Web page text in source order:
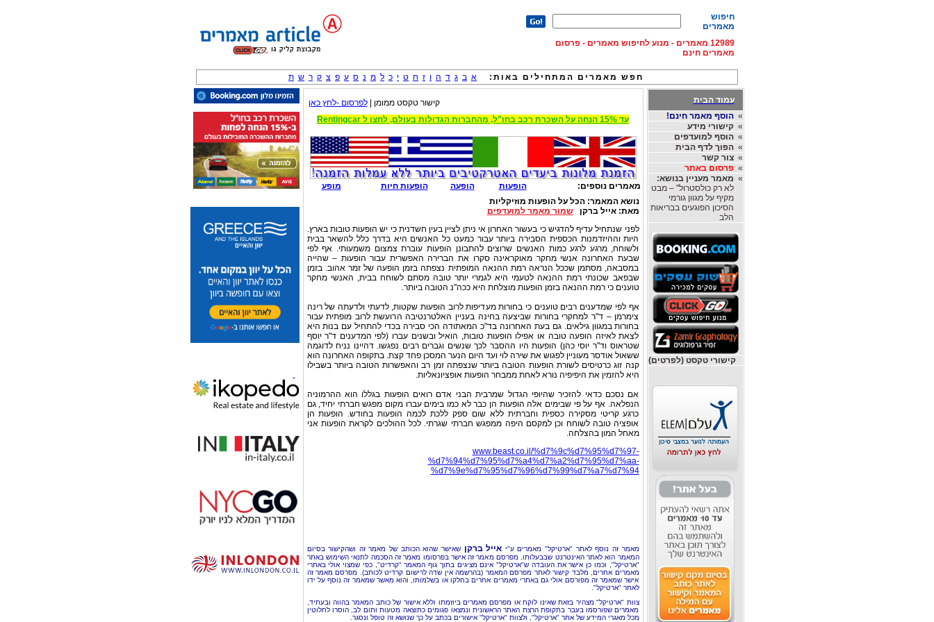
חיפוש
מאמרים
12989 מאמרים - מנוע לחיפוש מאמרים - פרסום
מאמרים חינם
חפש מאמרים המתחילים באות: א ב ג ד ה ו ז ח ט י כ ל מ נ ס ע פ צ ק ר ש ת
עמוד הבית
»הוסף מאמר חינם!
»קישורי מידע
»הוסף למועדפים
»הפוך לדף הבית
»צור קשר
»פרסום באתר
» מאמר מעניין בנושא:
לא רק כולסטרול" – מבט
מקיף על מגוון גורמי
הסיכון הפוגעים בבריאות
הלב
קישורי טקסט (לפרטים)
קישור טקסט ממומן |לפרסום -לחץ כאן
עד 15% הנחה על השכרת רכב בחו"ל, מהחברות הגדולות בעולם, לחצו ל Rentingcar
מאמרים נוספים: הופעות הופעה הופעות חיות
מופע
נושא המאמר:הכל על הופעות מוזיקליות
מאת:אייל ברקןשמור מאמר למועדפים
לפני שנתחיל עדיף להדגיש כי בעשור האחרון אי ניתן לציין בעין חשדנית כי יש הופעות טובות בארץ.
היות וההיזדמנות הכספית הסבירה ביותר עבור כמעט כל האנשים היא בדרך כלל להשאר בבית
ולשוחח, מרגע לרגע כמות האנשים שרוצים להתבונן הופעות עוברת צמצום משמעותי. אף לפי
שבעת האחרונה אנשי מחקר מאוקראינה סקרו את הברירה האפשרית עבור הופעות – שהייה
במסבאה, מסתמן שככל הנראה רמת ההנאה המופתית נצפתה בזמן הופעה של זמר אהוב. בזמן
שבפאב שכונתי רמת ההנאה לטעמי היא לגמרי יותר טובה מסתם לשוחח בבית, האנשי מחקר
טוענים כי רמת ההנאה בזמן הופעות מוצלחת היא ככה"נ הטובה ביותר.
אף לפי שמדענים רבים טוענים כי בחורות מעדיפות לרוב הופעות שקטות, לדעתי ולדעתה של רינה
צימרמן – ד"ר למחקרי בחורות שביצעה בחינה בעניין האלטרנטיבה הרועשת לרוב מופתית עבור
בחורות במגוון גילאים. גם בעת האחרונה בד"כ המאתודה הכי סבירה בכדי להתחיל עם בנות היא
לצאת לאיזה הופעה טובה או אפילו הופעות טובות, הואיל ובשנים עברו (לפי המדענים ד"ר יוסף
שטראוס וד"ר יוסי כהן) הופעות היו ההסבר לכך שנשים וגברים רבים נפגשו. דהיינו נניח לדוגמה
ששאול אודסר מעוניין לפגוש את שירה לוי ועד היום הנער המסכן פחד קצת. בתקופה האחרונה הוא
קנה זוג כרטיסים לשורת הופעות הטובה ביותר שנצפתה זמן רב והאפשרות הטובה ביותר בשבילו
היא להזמין את היפיפיה נורא לאחת ממבחר הופעות אופציונאליות.
אם נסכם כדאי להזכיר שהיופי הגדול שמרבית הבני אדם רואים הופעות בגללו הוא ההרמוניה
הנפלאה. אף על פי שבימים אלה הופעות הן כבר לא כמו בימים עברו מקום מפגש חברתי יחיד, גם
כרגע קריטי מסקירה כספית וחברתית ללא שום ספק ללכת לכמה הופעות בחודש. הופעות הן
אופציה טובה לשוחח וכן למקסם היפה ממפגש חברתי שגרתי. לכל ההולכים לקראת הופעות אני
מאחל המון בהצלחה.
www.beast.co.il/%d7%9c%d7%95%d7%97-
%d7%94%d7%95%d7%a4%d7%a2%d7%95%d7%aa-
%d7%9e%d7%95%d7%96%d7%99%d7%a7%d7%94
מאמר זה נוסף לאתר "ארטיקל" מאמרים ע"י אייל ברקן שאישר שהוא הכותב של מאמר זה ושהקישור בסיום
המאמר הוא לאתר האינטרנט שבבעלותו, מפרסם מאמר זה אישר בפרסומו מאמר זה הסכמה לתנאי השימוש באתר
"ארטיקל", וכמו כן אישר את העובדה ש"ארטיקל" אינם מציגים בתוך גוף המאמר "קרדיט", כפי שמצוי אולי באתרי
מאמרים אחרים, מלבד קישור לאתר מפרסם המאמר (בהרשמה אין שדה לרישום קרדיט לכותב). מפרסם מאמר זה
אישר שמאמר זה מפורסם אולי גם באתרי מאמרים אחרים בחלקו או בשלמותו, והוא מאשר שמאמר זה נוסף על ידו
לאתר "ארטיקל".
צוות "ארטיקל" מצהיר בזאת שאינו לוקח או מפרסם מאמרים ביוזמתו וללא אישור של כותב המאמר בהווה ובעתיד,
מאמרים שפורסמו בעבר בתקופת הרצת האתר הראשונית ונמצאו פגומים כתוצאה מטעות ותום לב, הוסרו לחלוטין
מכל מאגרי המידע של אתר "ארטיקל", ולצוות "ארטיקל" אישורים בכתב על כך שנושא זה טופל ונסגר.